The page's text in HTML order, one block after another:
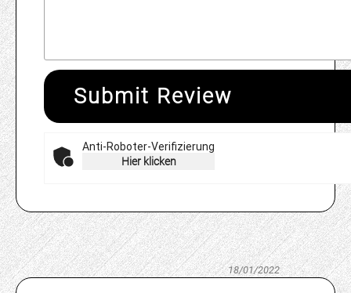
Submit Review
Anti-Roboter-Verifizierung
Hier klicken
18/01/2022